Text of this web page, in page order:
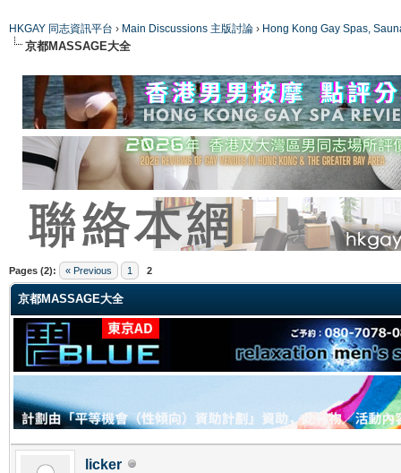
HKGAY 同志資訊平台 › Main Discussions 主版討論 › Hong Kong Gay Spas,
京都MASSAGE大全
Pages (2): « Previous 1 2
京都MASSAGE大全
licker